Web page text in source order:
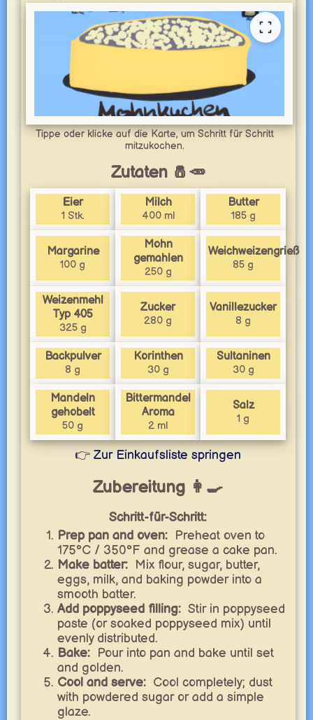
Tippe oder klicke auf die Karte, um Schritt für Schritt
mitzukochen.
Zutaten 🧂🥕
Eier
1 Stk.
Milch
400 ml
Butter
185 g
Margarine
100 g
Mohn
gemahlen
250 g
Weichweizengrieß
85 g
Weizenmehl
Typ 405
325 g
Zucker
280 g
Vanillezucker
8 g
Backpulver
8 g
Korinthen
30 g
Sultaninen
30 g
Mandeln
gehobelt
50 g
Bittermandel
Aroma
2 ml
Salz
1 g
👉 Zur Einkaufsliste springen
Zubereitung 👩‍🍳
Schritt-für-Schritt:
Prep pan and oven: Preheat oven to
175°C / 350°F and grease a cake pan.
Make batter: Mix flour, sugar, butter,
eggs, milk, and baking powder into a
smooth batter.
Add poppyseed filling: Stir in poppyseed
paste (or soaked poppyseed mix) until
evenly distributed.
Bake: Pour into pan and bake until set
and golden.
Cool and serve: Cool completely; dust
with powdered sugar or add a simple
glaze.